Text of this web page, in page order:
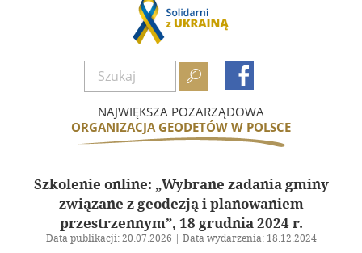
 
NAJWIĘKSZA POZARZĄDOWA
ORGANIZACJA GEODETÓW W POLSCE
Informacje z komisji, sekcji i klubów
Odznaczeni Członkowie
Historia SGP
Dokumenty
Zostań członkiem
Nasze referencje
Geodezyjna Osnowa Pamięci
Rzeczoznawcy SGP
Członkowie wspierający
Szkolenie online: „Wybrane zadania gminy
związane z geodezją i planowaniem
przestrzennym”, 18 grudnia 2024 r.
Data publikacji: 20.07.2026 | Data wydarzenia: 18.12.2024